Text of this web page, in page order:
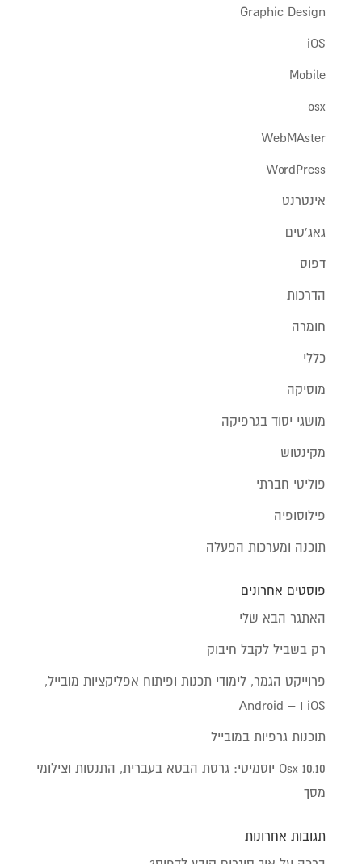
Graphic Design
iOS
Mobile
osx
WebMAster
WordPress
אינטרנט
גאג'טים
דפוס
הדרכות
חומרה
כללי
מוסיקה
מושגי יסוד בגרפיקה
מקינטוש
פוליטי חברתי
פילוסופיה
תוכנה ומערכות הפעלה
פוסטים אחרונים
האתגר הבא שלי
רק בשביל לקבל חיבוק
פרוייקט הגמר, לימודי תכנות ופיתוח אפליקציות מובייל,
iOS ו – Android
תוכנות גרפיות במובייל
Osx 10.10 יוסמיטי: גרסת הבטא בעברית, התנסות וצילומי
מסך
תגובות אחרונות